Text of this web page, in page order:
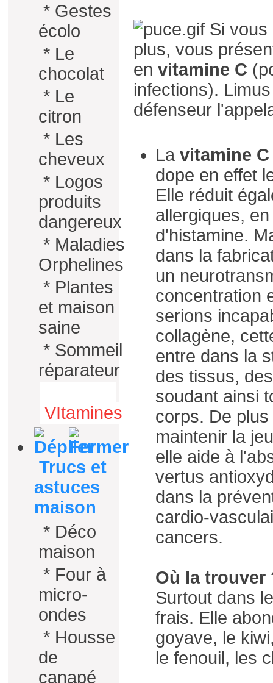
* Gestes
écolo
* Le
chocolat
* Le
citron
* Les
cheveux
* Logos
produits
dangereux
* Maladies
Orphelines
* Plantes
et maison
saine
* Sommeil
réparateur
VItamines
Trucs et
astuces
maison
* Déco
maison
* Four à
micro-
ondes
* Housse
de
canapé
Si
plus, vous
en vitamine C
infections).
défenseur
La vitamine C
dope en effet
Elle réduit
allergiques,
d'histamine.
dans la
un
concentration
serions
collagène,
entre dans la
des tissus,
soudant ainsi
corps. De
maintenir la
elle aide à
vertus
dans la
cardio-
cancers.
Où la trouver
Surtout dans
frais. Elle
goyave, le
le fenouil, les